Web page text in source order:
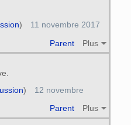
Parent Plus
)
11 novembre 2017
Parent Plus
)
12 novembre